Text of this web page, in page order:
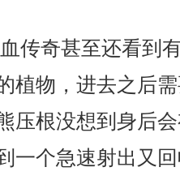
传奇甚至还看到
植物，进去之后
压根没想到身后
一个急速射出又